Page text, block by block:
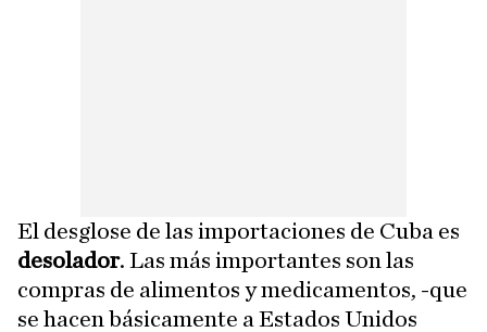
El desglose de las importaciones de Cuba es
desolador. Las más importantes son las
compras de alimentos y medicamentos, -que
se hacen básicamente a Estados Unidos